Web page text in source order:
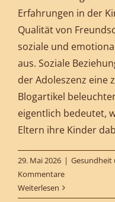
Erfahrungen in der
Qualität von
soziale und
aus. Soziale
der Adoleszenz eine
Blogartikel
eigentlich bedeutet,
Eltern ihre Kinder
29. Mai 2026 | Gesundheit
Kommentare
Weiterlesen